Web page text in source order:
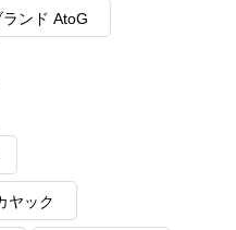
ンド AtoG
ヤック